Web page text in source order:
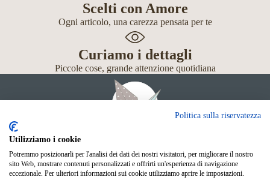
Scelti con Amore
Ogni articolo, una carezza pensata per te
Curiamo i dettagli
Piccole cose, grande attenzione quotidiana
Giochi
Neonato
Politica sulla riservatezza
Utilizziamo i cookie
Potremmo posizionarli per l'analisi dei dati dei nostri visitatori, per migliorare il nostro
sito Web, mostrare contenuti personalizzati e offrirti un'esperienza di navigazione
eccezionale. Per ulteriori informazioni sui cookie utilizziamo aprire le impostazioni.